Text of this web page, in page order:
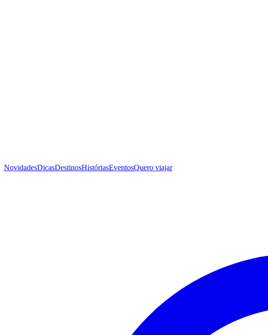
NovidadesDicasDestinosHistóriasEventosQuero viajar